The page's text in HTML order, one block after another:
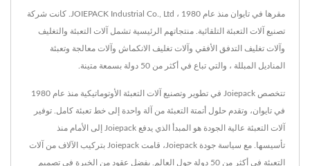
مقرها في تايوان منذ عام 1980 ، JOIEPACK Industrial Co., Ltd. كانت شركة
تصنيع آلات التعبئة التلقائية. منتجاتهم الرئيسية تشمل آلات التعبئة والتغليف
وآلات تغليف التدفق الأفقي وآلات تغليف الانكماش وآلات معالجة وتعبئة
المناديل المبللة ، والتي تباع في أكثر من 50 دولة بسمعة متينة.
تتخصص Joiepack في تطوير وتصنيع آلات التعبئة الأوتوماتيكية منذ عام 1980
في تايوان، وتقدم حلول أتمتة التعبئة من آلة واحدة إلى خط تعبئة كامل. توفير
آلات التعبئة عالية الجودة هو المبدأ الذي يدفع Joiepack إلى الأمام منذ
تأسيسها. مع سياسة جودة Joiepack، قامت Joiepack بتركيب الآلاف من آلات
التعبئة في أكثر من 50 دولة حول العالم. بفضل عقود من الخبرة في تصميم